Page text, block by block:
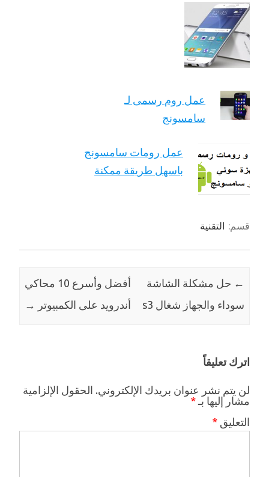
عمل روم رسمى لـ
سامسونج
عمل رومات سامسونج
باسهل طريقة ممكنة
قسم: التقنية
← حل مشكلة الشاشة
سوداء والجهاز شغال s3
أفضل وأسرع 10 محاكي
أندرويد على الكمبيوتر →
اترك تعليقاً
لن يتم نشر عنوان بريدك الإلكتروني. الحقول الإلزامية
مشار إليها بـ *
التعليق *